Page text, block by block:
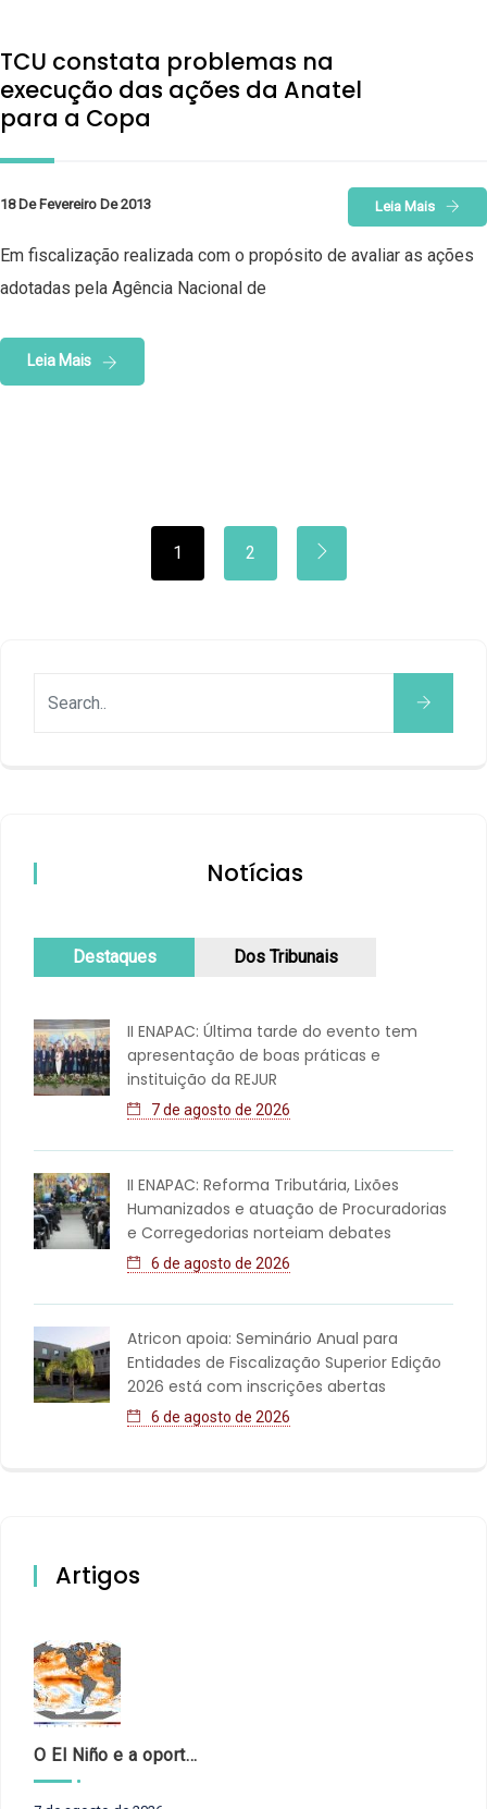
TCU constata problemas na
execução das ações da Anatel
para a Copa
18 De Fevereiro De 2013 Leia Mais
Em fiscalização realizada com o propósito de avaliar as ações
adotadas pela Agência Nacional de
Leia Mais
1 2
Notícias
Destaques Dos Tribunais
II ENAPAC: Última tarde do evento tem
apresentação de boas práticas e
instituição da REJUR
7 de agosto de 2026
II ENAPAC: Reforma Tributária, Lixões
Humanizados e atuação de Procuradorias
e Corregedorias norteiam debates
6 de agosto de 2026
Atricon apoia: Seminário Anual para
Entidades de Fiscalização Superior Edição
2026 está com inscrições abertas
6 de agosto de 2026
Artigos
O El Niño e a oportunidade de fortalecer o controle externo das políticas climáticas